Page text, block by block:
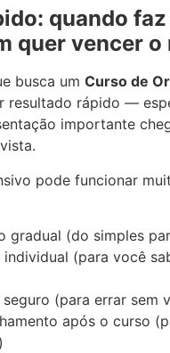
quando
quer vencer o
busca um Curso de
resultado rápido —
importante
pode funcionar
gradual (do simples
(para você
(para errar sem
após o curso